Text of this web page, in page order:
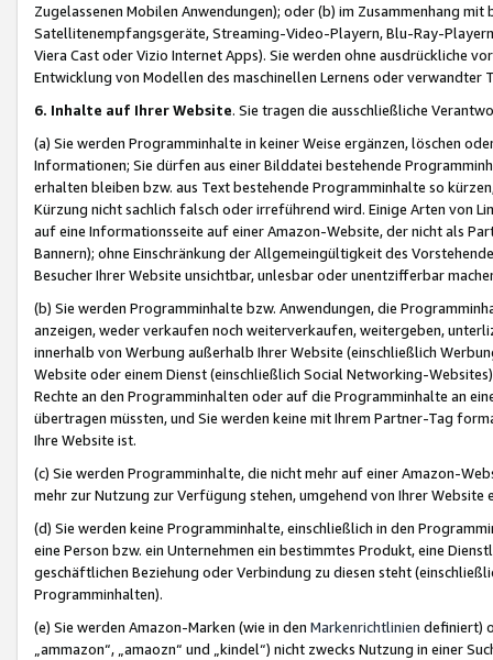
Zugelassenen Mobilen Anwendungen); oder (b) im Zusammenhang
Satellitenempfangsgeräte, Streaming-Video-Playern, Blu-Ray-
Viera Cast oder Vizio Internet Apps). Sie werden ohne ausdrückliche
Entwicklung von Modellen des maschinellen Lernens oder
6. Inhalte auf Ihrer Website. Sie tragen die ausschließliche
(a) Sie werden Programminhalte in keiner Weise ergänzen, löschen
Informationen; Sie dürfen aus einer Bilddatei bestehende
erhalten bleiben bzw. aus Text bestehende Programminhalte so
Kürzung nicht sachlich falsch oder irreführend wird. Einige Arten von
auf eine Informationsseite auf einer Amazon-Website, der nicht als
Bannern); ohne Einschränkung der Allgemeingültigkeit des
Besucher Ihrer Website unsichtbar, unlesbar oder unentzifferbar
(b) Sie werden Programminhalte bzw. Anwendungen, die
anzeigen, weder verkaufen noch weiterverkaufen, weitergeben,
innerhalb von Werbung außerhalb Ihrer Website (einschließlich
Website oder einem Dienst (einschließlich Social Networking-
Rechte an den Programminhalten oder auf die Programminhalte an
übertragen müssten, und Sie werden keine mit Ihrem Partner-Tag
Ihre Website ist.
(c) Sie werden Programminhalte, die nicht mehr auf einer Amazon-
mehr zur Nutzung zur Verfügung stehen, umgehend von Ihrer
(d) Sie werden keine Programminhalte, einschließlich in den
eine Person bzw. ein Unternehmen ein bestimmtes Produkt, eine
geschäftlichen Beziehung oder Verbindung zu diesen steht
Programminhalten).
(e) Sie werden Amazon-Marken (wie in den Markenrichtlinien definiert)
„ammazon“, „amaozn“ und „kindel“) nicht zwecks Nutzung in einer